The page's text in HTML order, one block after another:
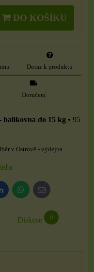
DO KOŠÍKU
Dotaz k produktu
Doručení
balíkovna do 15 kg • 95
v Ostrově - výdejna
WhatsApp
E-
mail
Diskuse 0